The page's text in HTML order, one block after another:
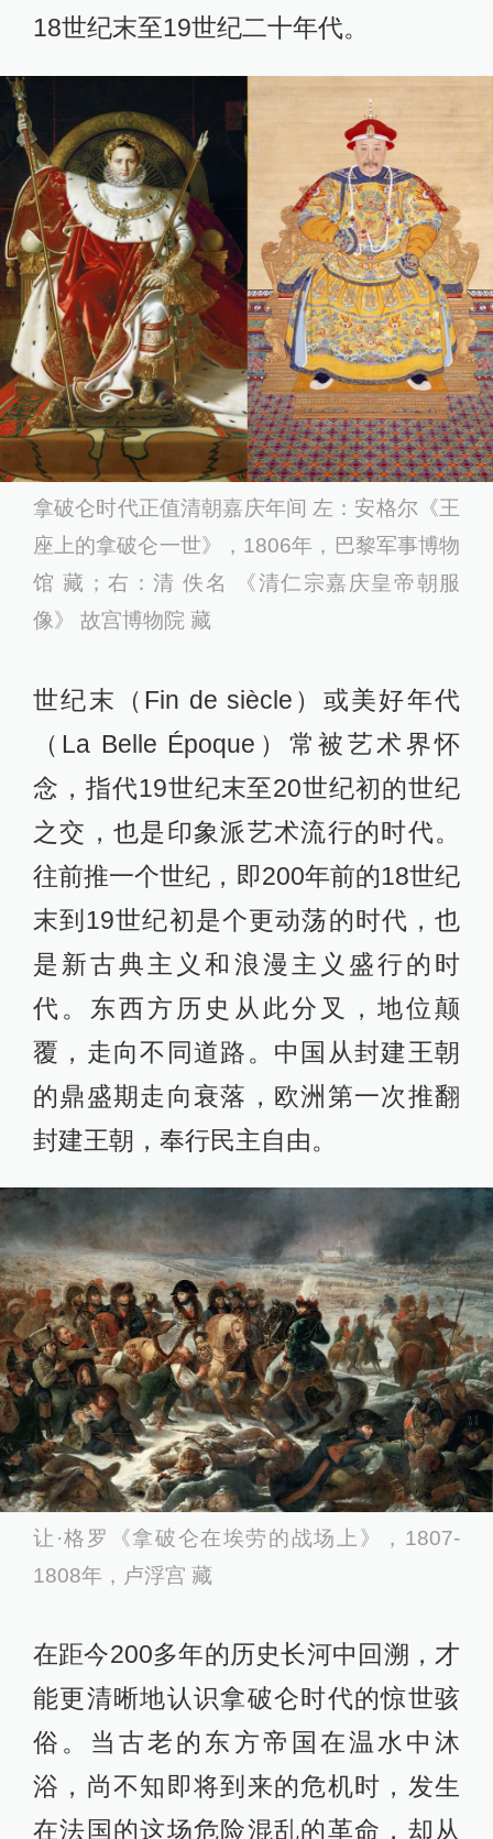
18世纪末至19世纪二十年代。
拿破仑时代正值清朝嘉庆年间 左：安格尔《王
座上的拿破仑一世》，1806年，巴黎军事博物
馆 藏；右：清 佚名 《清仁宗嘉庆皇帝朝服
像》 故宫博物院 藏
世纪末（Fin de siècle）或美好年代
（La Belle Époque）常被艺术界怀
念，指代19世纪末至20世纪初的世纪
之交，也是印象派艺术流行的时代。
往前推一个世纪，即200年前的18世纪
末到19世纪初是个更动荡的时代，也
是新古典主义和浪漫主义盛行的时
代。东西方历史从此分叉，地位颠
覆，走向不同道路。中国从封建王朝
的鼎盛期走向衰落，欧洲第一次推翻
封建王朝，奉行民主自由。
让·格罗《拿破仑在埃劳的战场上》，1807-
1808年，卢浮宫 藏
在距今200多年的历史长河中回溯，才
能更清晰地认识拿破仑时代的惊世骇
俗。当古老的东方帝国在温水中沐
浴，尚不知即将到来的危机时，发生
在法国的这场危险混乱的革命，却从